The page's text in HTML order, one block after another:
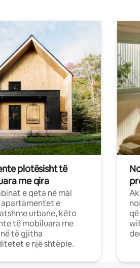
plotësisht të
me qira
e qeta në mal
e
urbane, këto
të mobiluara me
të gjitha
e një shtëpie.